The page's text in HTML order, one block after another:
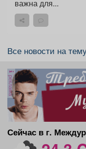
важна для...
Все новости на
реклама
Сейчас в г.